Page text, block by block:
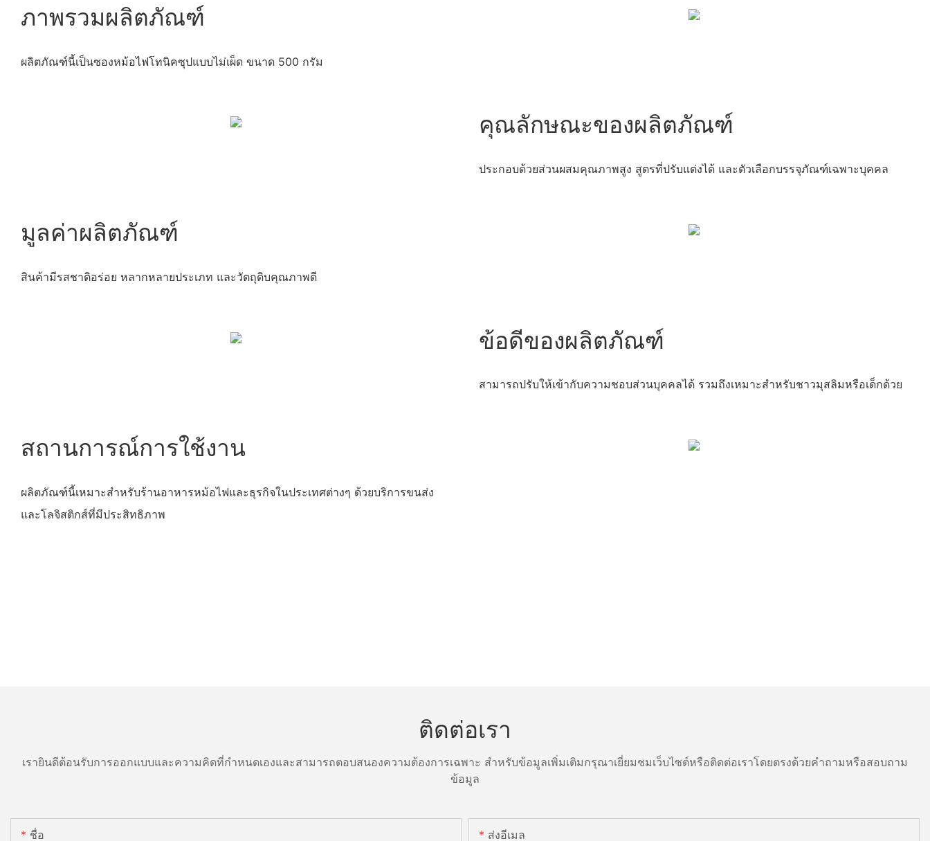
ภาพรวมผลิตภัณฑ์
ผลิตภัณฑ์นี้เป็นซองหม้อไฟโทนิคซุปแบบไม่เผ็ด ขนาด 500 กรัม
คุณลักษณะของผลิตภัณฑ์
ประกอบด้วยส่วนผสมคุณภาพสูง สูตรที่ปรับแต่งได้ และตัวเลือกบรรจุภัณฑ์เฉพาะบุคคล
มูลค่าผลิตภัณฑ์
สินค้ามีรสชาติอร่อย หลากหลายประเภท และวัตถุดิบคุณภาพดี
ข้อดีของผลิตภัณฑ์
สามารถปรับให้เข้ากับความชอบส่วนบุคคลได้ รวมถึงเหมาะสำหรับชาวมุสลิมหรือเด็กด้วย
สถานการณ์การใช้งาน
ผลิตภัณฑ์นี้เหมาะสำหรับร้านอาหารหม้อไฟและธุรกิจในประเทศต่างๆ ด้วยบริการขนส่ง
และโลจิสติกส์ที่มีประสิทธิภาพ
ติดต่อเรา
เรายินดีต้อนรับการออกแบบและความคิดที่กำหนดเองและสามารถตอบสนองความต้องการเฉพาะ สำหรับข้อมูลเพิ่มเติมกรุณาเยี่ยมชมเว็บไซต์หรือติดต่อเราโดยตรงด้วยคำถามหรือสอบถาม
ข้อมูล
ชื่อ ส่งอีเมล